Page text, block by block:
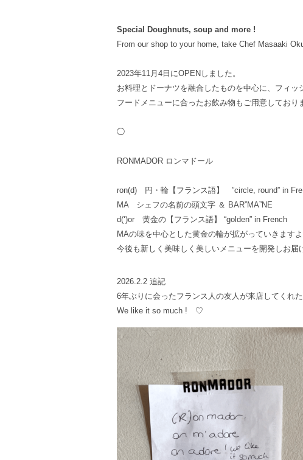
Special Doughnuts, soup and more !
From our shop to your home, take Chef Masaaki
2023年11月4日にOPENしました。
お料理とドーナツを融合したものを中心に、フィッ
フードメニューに合ったお飲み物もご用意しており
◯
RONMADOR ロンマドール
ron(d) 円・輪【フランス語】 ”circle, round” in
MA シェフの名前の頭文字 ＆ BAR”MA”NE
d(‘)or 黄金の【フランス語】 “golden” in French
MAの味を中心とした黄金の輪が拡がっていきます
今後も新しく美味しく美しいメニューを開発しお届
2026.2.2 追記
6年ぶりに会ったフランス人の友人が来店してくれ
We like it so much ! ♡